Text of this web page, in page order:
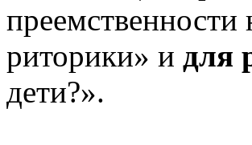
преемственности
риторики» и для
дети?».